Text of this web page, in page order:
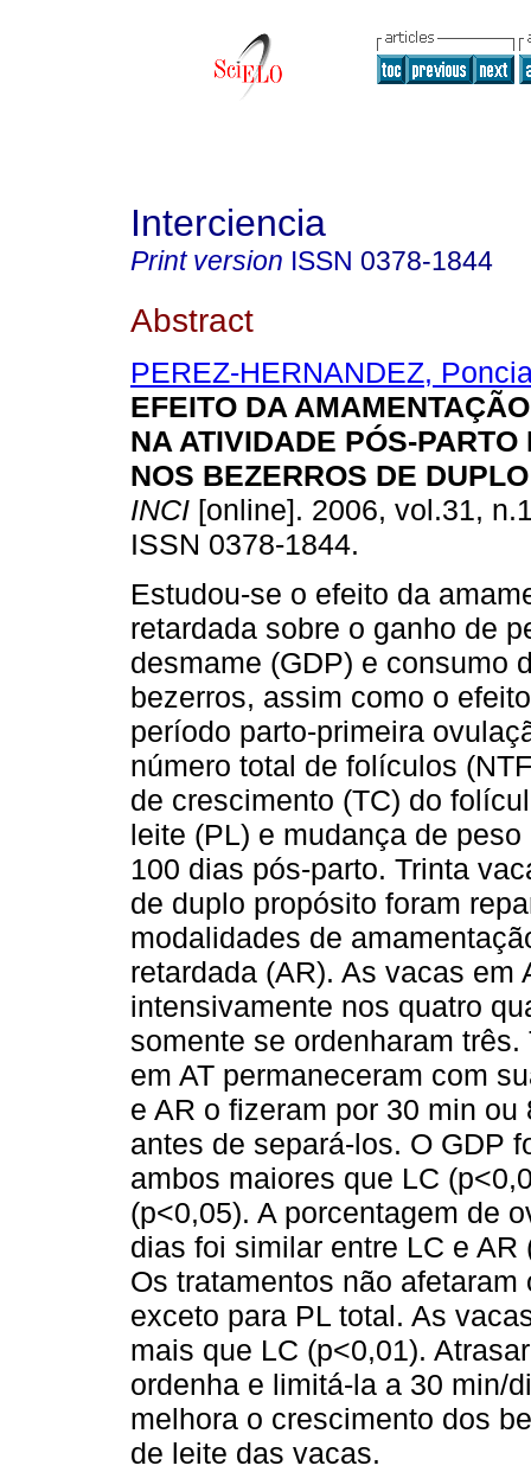
Interciencia
Print version ISSN 0378-1844
Abstract
PEREZ-HERNANDEZ,
EFEITO DA
NA ATIVIDADE PÓS-
NOS BEZERROS DE
INCI [online]. 2006, vol.31,
ISSN 0378-1844.
Estudou-se o efeito da
retardada sobre o ganho de
desmame (GDP) e consumo
bezerros, assim como o
período parto-primeira
número total de folículos
de crescimento (TC) do
leite (PL) e mudança de
100 dias pós-parto. Trinta
de duplo propósito foram
modalidades de
retardada (AR). As vacas em
intensivamente nos quatro
somente se ordenharam
em AT permaneceram com
e AR o fizeram por 30 min
antes de separá-los. O GDP
ambos maiores que LC
(p<0,05). A porcentagem de
dias foi similar entre LC e AR
Os tratamentos não
exceto para PL total. As
mais que LC (p<0,01).
ordenha e limitá-la a 30 min/
melhora o crescimento dos
de leite das vacas.